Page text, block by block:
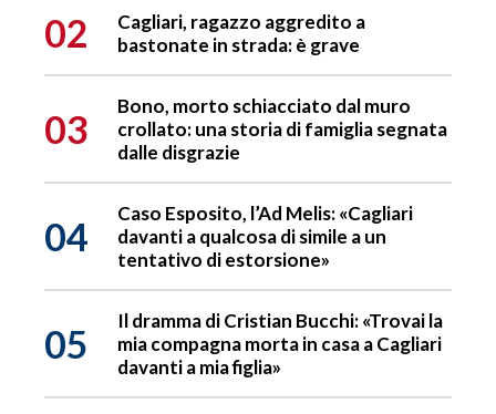
02
Cagliari, ragazzo aggredito a
bastonate in strada: è grave
03
Bono, morto schiacciato dal muro
crollato: una storia di famiglia segnata
dalle disgrazie
04
Caso Esposito, l’Ad Melis: «Cagliari
davanti a qualcosa di simile a un
tentativo di estorsione»
05
Il dramma di Cristian Bucchi: «Trovai la
mia compagna morta in casa a Cagliari
davanti a mia figlia»